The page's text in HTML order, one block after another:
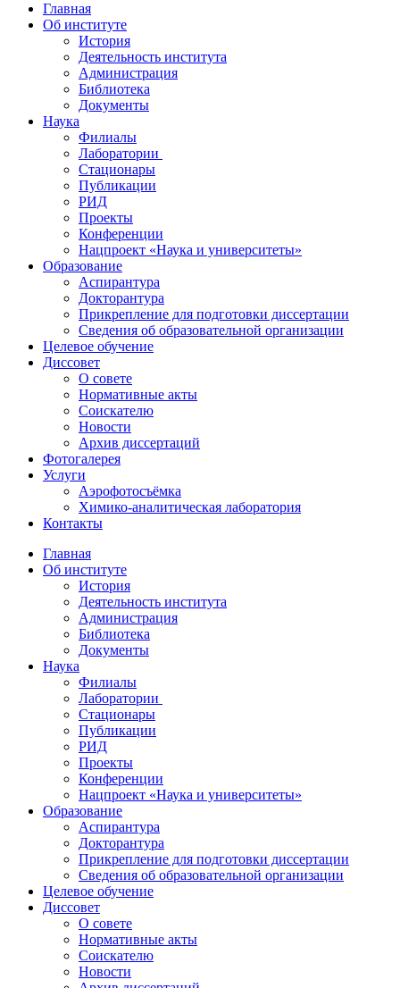
Главная
Об институте
История
Деятельность института
Администрация
Библиотека
Документы
Наука
Филиалы
Лаборатории
Стационары
Публикации
РИД
Проекты
Конференции
Нацпроект «Наука и университеты»
Образование
Аспирантура
Докторантура
Прикрепление для подготовки диссертации
Сведения об образовательной организации
Целевое обучение
Диссовет
О совете
Нормативные акты
Соискателю
Новости
Архив диссертаций
Фотогалерея
Услуги
Аэрофотосъёмка
Химико-аналитическая лаборатория
Контакты
Главная
Об институте
История
Деятельность института
Администрация
Библиотека
Документы
Наука
Филиалы
Лаборатории
Стационары
Публикации
РИД
Проекты
Конференции
Нацпроект «Наука и университеты»
Образование
Аспирантура
Докторантура
Прикрепление для подготовки диссертации
Сведения об образовательной организации
Целевое обучение
Диссовет
О совете
Нормативные акты
Соискателю
Новости